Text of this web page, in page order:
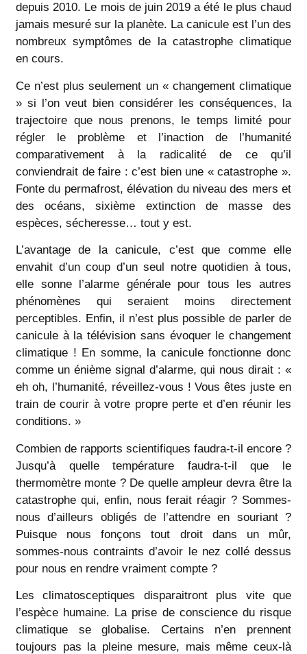
depuis 2010. Le mois de juin 2019 a été le plus chaud
jamais mesuré sur la planète. La canicule est l’un des
nombreux symptômes de la catastrophe climatique
en cours.
Ce n’est plus seulement un « changement climatique
» si l’on veut bien considérer les conséquences, la
trajectoire que nous prenons, le temps limité pour
régler le problème et l’inaction de l’humanité
comparativement à la radicalité de ce qu’il
conviendrait de faire : c’est bien une « catastrophe ».
Fonte du permafrost, élévation du niveau des mers et
des océans, sixième extinction de masse des
espèces, sécheresse… tout y est.
L’avantage de la canicule, c’est que comme elle
envahit d’un coup d’un seul notre quotidien à tous,
elle sonne l’alarme générale pour tous les autres
phénomènes qui seraient moins directement
perceptibles. Enfin, il n’est plus possible de parler de
canicule à la télévision sans évoquer le changement
climatique ! En somme, la canicule fonctionne donc
comme un énième signal d’alarme, qui nous dirait : «
eh oh, l’humanité, réveillez-vous ! Vous êtes juste en
train de courir à votre propre perte et d’en réunir les
conditions. »
Combien de rapports scientifiques faudra-t-il encore ?
Jusqu’à quelle température faudra-t-il que le
thermomètre monte ? De quelle ampleur devra être la
catastrophe qui, enfin, nous ferait réagir ? Sommes-
nous d’ailleurs obligés de l’attendre en souriant ?
Puisque nous fonçons tout droit dans un mûr,
sommes-nous contraints d’avoir le nez collé dessus
pour nous en rendre vraiment compte ?
Les climatosceptiques disparaitront plus vite que
l’espèce humaine. La prise de conscience du risque
climatique se globalise. Certains n’en prennent
toujours pas la pleine mesure, mais même ceux-là